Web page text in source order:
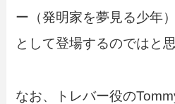
ー（発明家を夢見る少年
として登場するのではと
なお、トレバー役の